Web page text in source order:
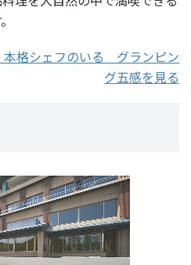
格シェフのいる グランピン
グ五感を見る